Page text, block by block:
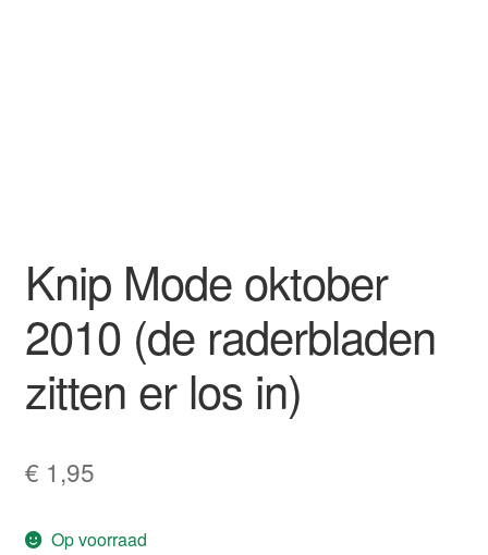
Knip Mode oktober
2010 (de raderbladen
zitten er los in)
€ 1,95
Op voorraad